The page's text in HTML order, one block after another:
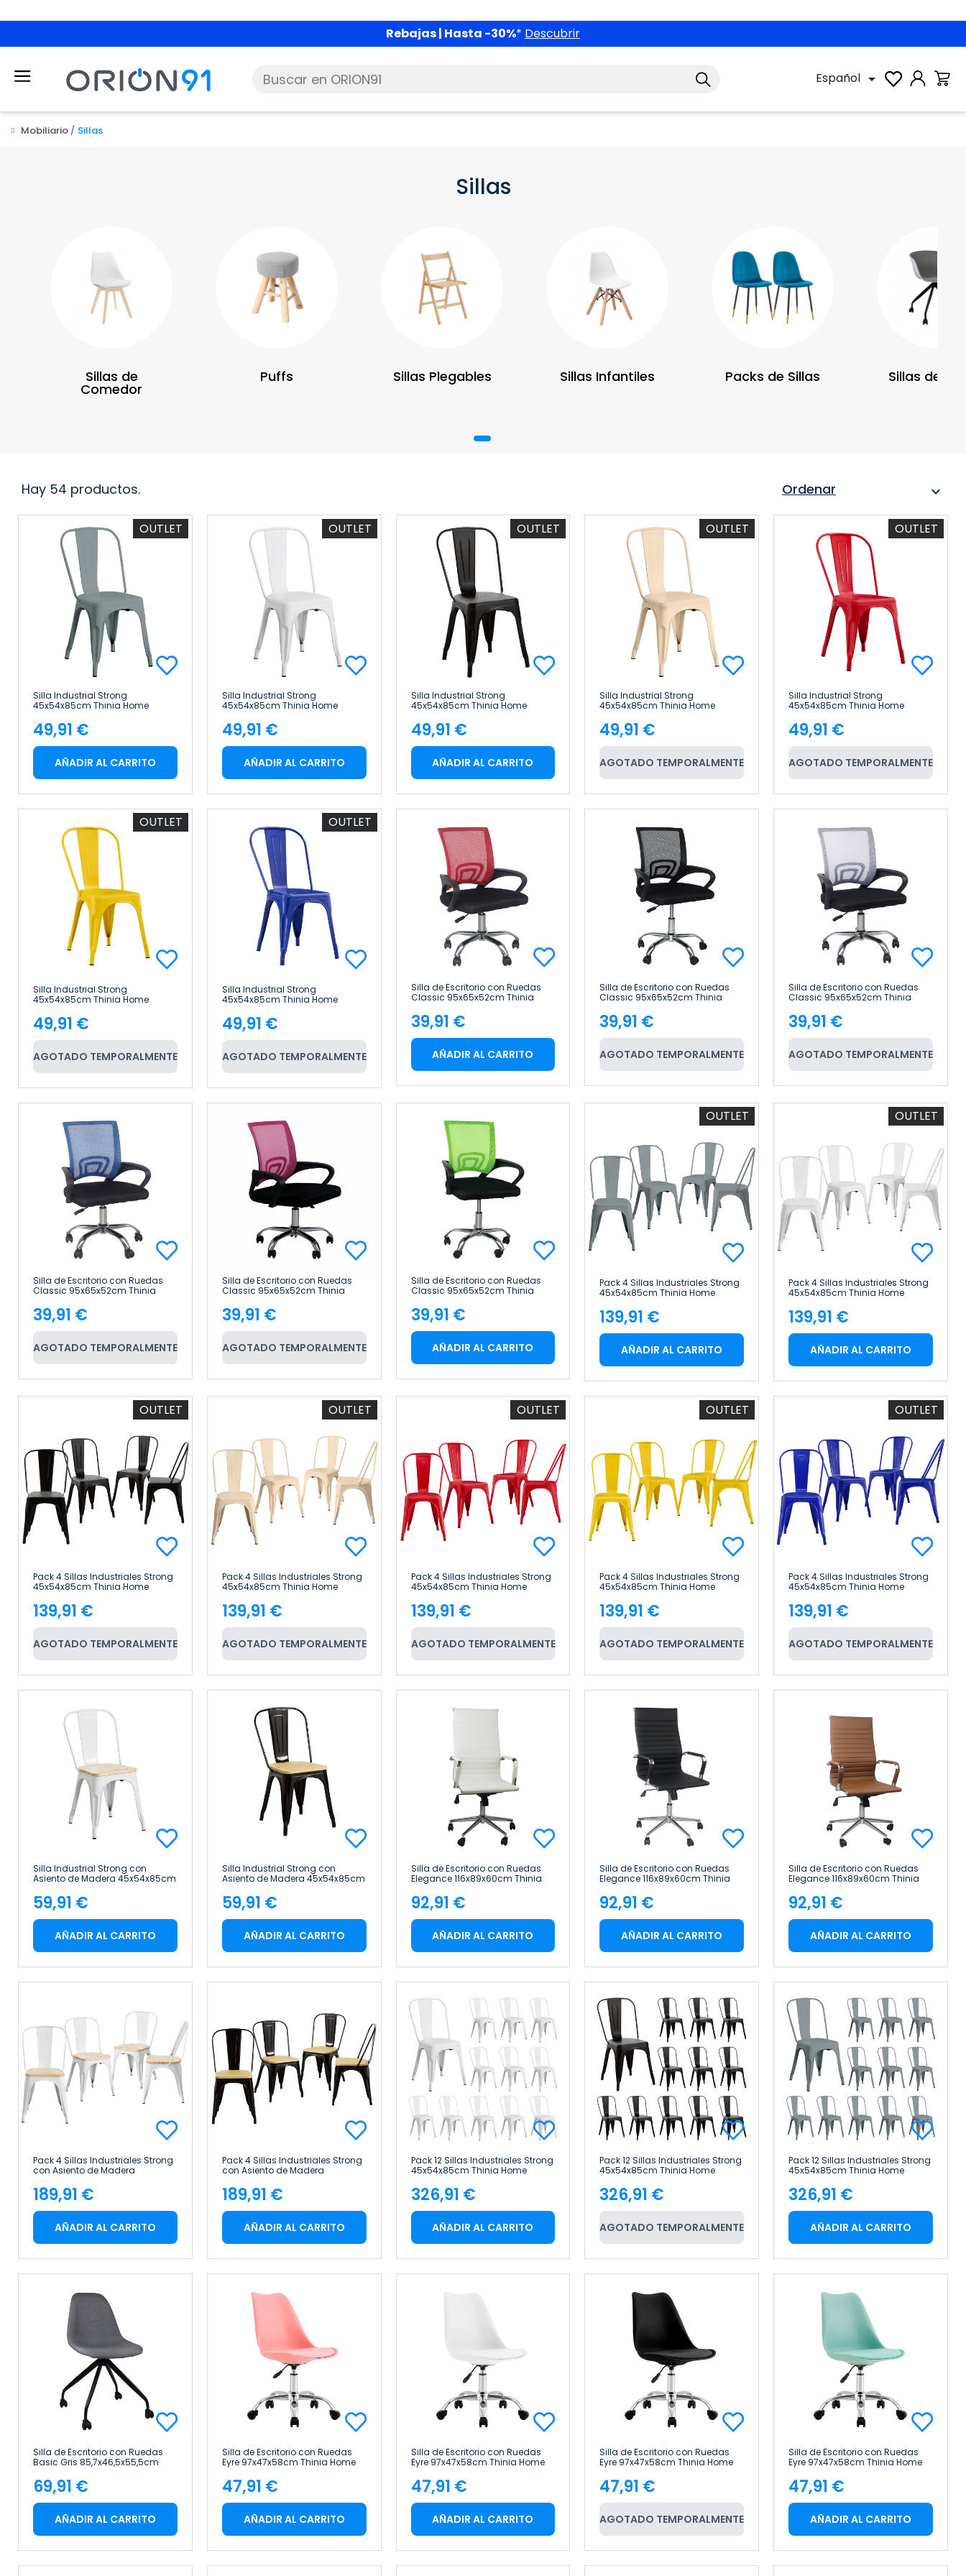
Español 
Mobiliario Sillas
Sillas
Sillas de
Comedor
Puffs Sillas Plegables Sillas Infantiles Packs de Sillas Sillas de
1
Hay 54 productos. Ordenar expand_more
OUTLET
Silla Industrial Strong
45x54x85cm Thinia Home
Precio
49,91 €
AÑADIR AL CARRITO
OUTLET
Silla Industrial Strong
45x54x85cm Thinia Home
Precio
49,91 €
AÑADIR AL CARRITO
OUTLET
Silla Industrial Strong
45x54x85cm Thinia Home
Precio
49,91 €
AÑADIR AL CARRITO
OUTLET
Silla Industrial Strong
45x54x85cm Thinia Home
Precio
49,91 €
AGOTADO TEMPORALMENTE
OUTLET
Silla Industrial Strong
45x54x85cm Thinia Home
Precio
49,91 €
AGOTADO TEMPORALMENTE
OUTLET
Silla Industrial Strong
45x54x85cm Thinia Home
Precio
49,91 €
AGOTADO TEMPORALMENTE
OUTLET
Silla Industrial Strong
45x54x85cm Thinia Home
Precio
49,91 €
AGOTADO TEMPORALMENTE
Silla de Escritorio con Ruedas
Classic 95x65x52cm Thinia
Precio
39,91 €
AÑADIR AL CARRITO
Silla de Escritorio con Ruedas
Classic 95x65x52cm Thinia
Precio
39,91 €
AGOTADO TEMPORALMENTE
Silla de Escritorio con Ruedas
Classic 95x65x52cm Thinia
Precio
39,91 €
AGOTADO TEMPORALMENTE
Silla de Escritorio con Ruedas
Classic 95x65x52cm Thinia
Precio
39,91 €
AGOTADO TEMPORALMENTE
Silla de Escritorio con Ruedas
Classic 95x65x52cm Thinia
Precio
39,91 €
AGOTADO TEMPORALMENTE
Silla de Escritorio con Ruedas
Classic 95x65x52cm Thinia
Precio
39,91 €
AÑADIR AL CARRITO
OUTLET
Pack 4 Sillas Industriales Strong
45x54x85cm Thinia Home
Precio
139,91 €
AÑADIR AL CARRITO
OUTLET
Pack 4 Sillas Industriales Strong
45x54x85cm Thinia Home
Precio
139,91 €
AÑADIR AL CARRITO
OUTLET
Pack 4 Sillas Industriales Strong
45x54x85cm Thinia Home
Precio
139,91 €
AGOTADO TEMPORALMENTE
OUTLET
Pack 4 Sillas Industriales Strong
45x54x85cm Thinia Home
Precio
139,91 €
AGOTADO TEMPORALMENTE
OUTLET
Pack 4 Sillas Industriales Strong
45x54x85cm Thinia Home
Precio
139,91 €
AGOTADO TEMPORALMENTE
OUTLET
Pack 4 Sillas Industriales Strong
45x54x85cm Thinia Home
Precio
139,91 €
AGOTADO TEMPORALMENTE
OUTLET
Pack 4 Sillas Industriales Strong
45x54x85cm Thinia Home
Precio
139,91 €
AGOTADO TEMPORALMENTE
Silla Industrial Strong con
Asiento de Madera 45x54x85cm
Precio
59,91 €
AÑADIR AL CARRITO
Silla Industrial Strong con
Asiento de Madera 45x54x85cm
Precio
59,91 €
AÑADIR AL CARRITO
Silla de Escritorio con Ruedas
Elegance 116x89x60cm Thinia
Precio
92,91 €
AÑADIR AL CARRITO
Silla de Escritorio con Ruedas
Elegance 116x89x60cm Thinia
Precio
92,91 €
AÑADIR AL CARRITO
Silla de Escritorio con Ruedas
Elegance 116x89x60cm Thinia
Precio
92,91 €
AÑADIR AL CARRITO
Pack 4 Sillas Industriales Strong
con Asiento de Madera
Precio
189,91 €
AÑADIR AL CARRITO
Pack 4 Sillas Industriales Strong
con Asiento de Madera
Precio
189,91 €
AÑADIR AL CARRITO
Pack 12 Sillas Industriales Strong
45x54x85cm Thinia Home
Precio
326,91 €
AÑADIR AL CARRITO
Pack 12 Sillas Industriales Strong
45x54x85cm Thinia Home
Precio
326,91 €
AGOTADO TEMPORALMENTE
Pack 12 Sillas Industriales Strong
45x54x85cm Thinia Home
Precio
326,91 €
AÑADIR AL CARRITO
Silla de Escritorio con Ruedas
Basic Gris 85,7x46,5x55,5cm
Precio
69,91 €
AÑADIR AL CARRITO
Silla de Escritorio con Ruedas
Eyre 97x47x58cm Thinia Home
Precio
47,91 €
AÑADIR AL CARRITO
Silla de Escritorio con Ruedas
Eyre 97x47x58cm Thinia Home
Precio
47,91 €
AÑADIR AL CARRITO
Silla de Escritorio con Ruedas
Eyre 97x47x58cm Thinia Home
Precio
47,91 €
AGOTADO TEMPORALMENTE
Silla de Escritorio con Ruedas
Eyre 97x47x58cm Thinia Home
Precio
47,91 €
AÑADIR AL CARRITO